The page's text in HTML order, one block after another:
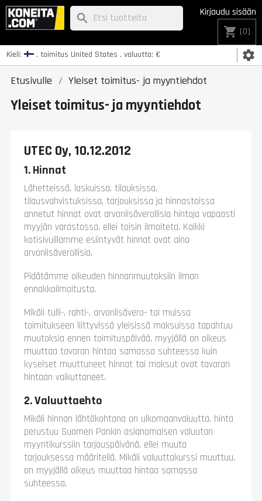
Kieli: , toimitus United States , valuutta: € settings
Kirjaudu sisään
shopping_cart (0)
search
Etusivulle Yleiset toimitus- ja myyntiehdot
Yleiset toimitus- ja myyntiehdot
UTEC Oy, 10.12.2012
1. Hinnat
Lähetteissä, laskuissa, tilauksissa,
tilausvahvistuksissa, tarjouksissa ja hinnastoissa
annetut hinnat ovat arvonlisäverollisia hintoja vapaasti
myyjän varastossa, ellei toisin ilmoiteta. Kaikki
kotisivuillamme esiintyvät hinnat ovat aina
arvonlisäverollisia.
Pidätämme oikeuden hinnanmuutoksiin ilman
ennakkoilmoitusta.
Mikäli tulli-, rahti-, arvonlisävero- tai muissa
toimitukseen liittyvissä yleisissä maksuissa tapahtuu
muutoksia ennen toimituspäivää, myyjällä on oikeus
muuttaa tavaran hintaa samassa suhteessa kuin
kyseiset muuttuneet hinnat tai maksut ovat tavaran
hintaan vaikuttaneet.
2. Valuuttaehto
Mikäli hinnan lähtökohtana on ulkomaanvaluutta, hinta
perustuu Suomen Pankin asianomaisen valuutan
myyntikurssiin tarjouspäivänä, ellei muuta
tarjouksessa määritellä. Mikäli valuuttakurssi muuttuu,
on myyjällä oikeus muuttaa hintaa samassa
suhteessa.